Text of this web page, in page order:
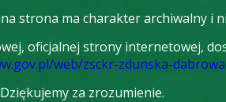
strona ma charakter archiwalny i
oficjalnej strony internetowej,
web/zsckr-zdunska-dabrowa
Dziękujemy za zrozumienie.